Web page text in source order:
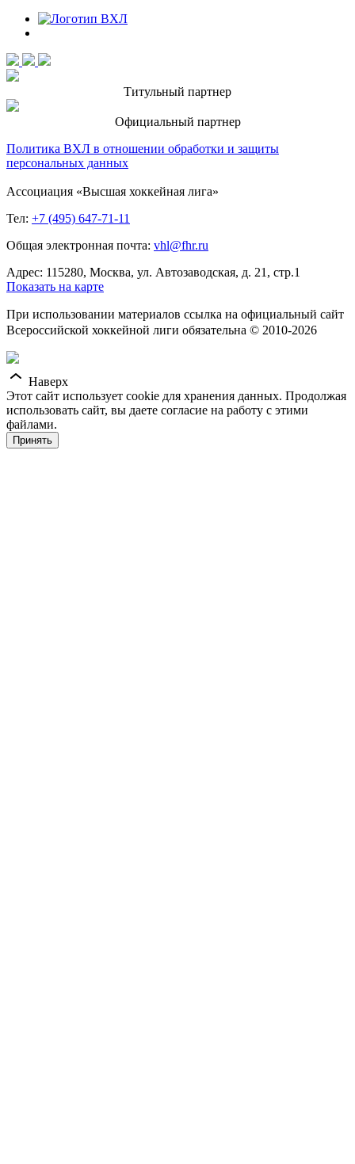
Титульный партнер
Официальный партнер
Политика ВХЛ в отношении обработки и защиты
персональных данных
Ассоциация «Высшая хоккейная лига»
Тел: +7 (495) 647-71-11
Общая электронная почта: vhl@fhr.ru
Адрес: 115280, Москва, ул. Автозаводская, д. 21, стр.1
Показать на карте
При использовании материалов ссылка на официальный сайт
Всероссийской хоккейной лиги обязательна © 2010-2026
Наверх
Этот сайт использует cookie для хранения данных. Продолжая
использовать сайт, вы даете согласие на работу с этими
файлами.
Принять